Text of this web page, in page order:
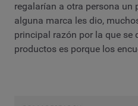
regalarían a otra persona
alguna marca les dio,
principal razón por la que se
productos es porque los